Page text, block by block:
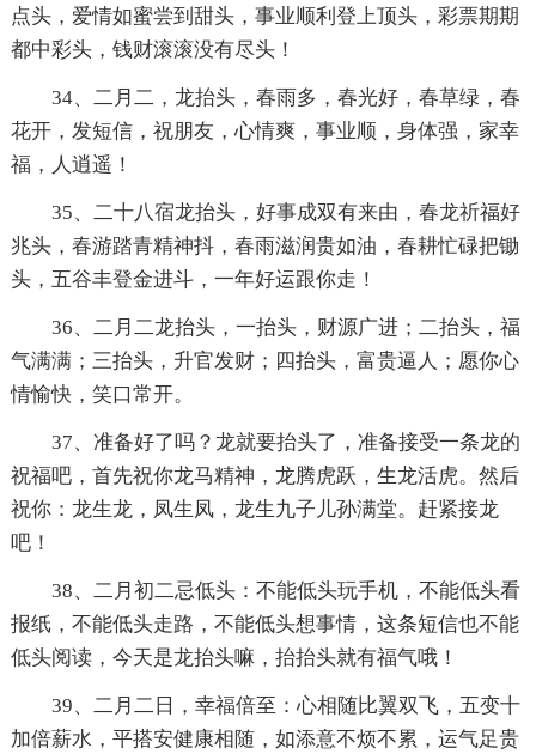
点头，爱情如蜜尝到甜头，事业顺利登上顶头，彩票期期
都中彩头，钱财滚滚没有尽头！
34、二月二，龙抬头，春雨多，春光好，春草绿，春
花开，发短信，祝朋友，心情爽，事业顺，身体强，家幸
福，人逍遥！
35、二十八宿龙抬头，好事成双有来由，春龙祈福好
兆头，春游踏青精神抖，春雨滋润贵如油，春耕忙碌把锄
头，五谷丰登金进斗，一年好运跟你走！
36、二月二龙抬头，一抬头，财源广进；二抬头，福
气满满；三抬头，升官发财；四抬头，富贵逼人；愿你心
情愉快，笑口常开。
37、准备好了吗？龙就要抬头了，准备接受一条龙的
祝福吧，首先祝你龙马精神，龙腾虎跃，生龙活虎。然后
祝你：龙生龙，凤生凤，龙生九子儿孙满堂。赶紧接龙
吧！
38、二月初二忌低头：不能低头玩手机，不能低头看
报纸，不能低头走路，不能低头想事情，这条短信也不能
低头阅读，今天是龙抬头嘛，抬抬头就有福气哦！
39、二月二日，幸福倍至：心相随比翼双飞，五变十
加倍薪水，平搭安健康相随，如添意不烦不累，运气足贵